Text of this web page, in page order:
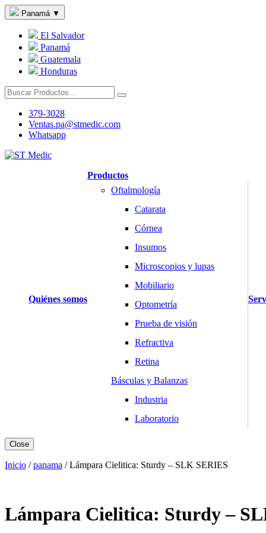
Panamá ▼
El Salvador
Panamá
Guatemala
Honduras
379-3028
Ventas.pa@stmedic.com
Whatsapp
Quiénes somos
Productos
Oftalmología
Catarata
Córnea
Insumos
Microscopios y lupas
Mobiliario
Optometría
Prueba de visión
Refractiva
Retina
Básculas y Balanzas
Industria
Laboratorio
Holters y MAPA
Close
Inicio /panama /Lámpara Cielitica: Sturdy – SLK SERIES
Lámpara Cielitica: Sturdy –